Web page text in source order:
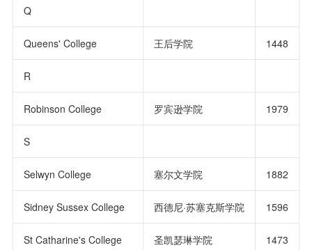
Q
Queens' College 王后学院 1448
R
Robinson College 罗宾逊学院 1979
S
Selwyn College 塞尔文学院 1882
Sidney Sussex College 西德尼·苏塞克斯学院 1596
St Catharine's College 圣凯瑟琳学院 1473